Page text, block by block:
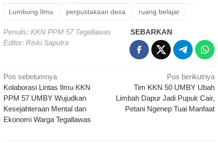
Lumbung Ilmu perpustakaan desa ruang belajar
Penulis: KKN PPM 57 Tegallawas
Editor: Riski Saputra
SEBARKAN
Navigasi
pos
Pos sebelumnya
Kolaborasi Lintas Ilmu KKN
PPM 57 UMBY Wujudkan
Kesejahteraan Mental dan
Ekonomi Warga Tegallawas
Pos berikutnya
Tim KKN 50 UMBY Ubah
Limbah Dapur Jadi Pupuk Cair,
Petani Ngenep Tuai Manfaat